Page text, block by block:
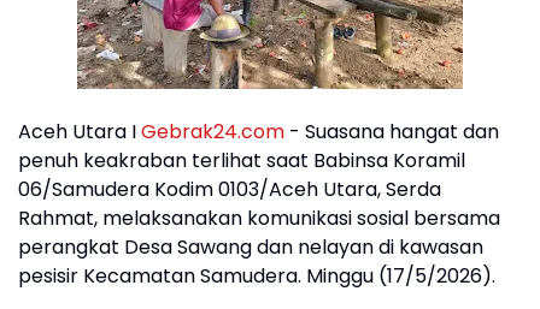
Aceh Utara IGebrak24.com - Suasana hangat dan
penuh keakraban terlihat saat Babinsa Koramil
06/Samudera Kodim 0103/Aceh Utara, Serda
Rahmat, melaksanakan komunikasi sosial bersama
perangkat Desa Sawang dan nelayan di kawasan
pesisir Kecamatan Samudera. Minggu (17/5/2026).